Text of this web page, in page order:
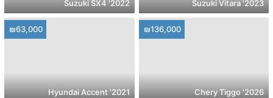
2023' Suzuki Vitara
2022' Suzuki SX4
₪136,000
2026' Chery Tiggo
₪63,000
2021' Hyundai Accent